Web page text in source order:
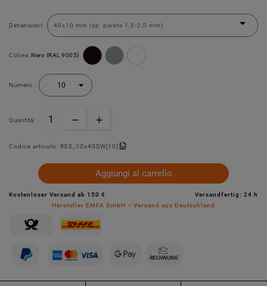
Dimensioni:
Colore: Nero (RAL 9005)
Numero :
Quantità :
Codice articolo: RES_10x40SW[10]
Aggiungi al carrello
Kostenloser Versand ab 150 €
Versandfertig: 24 h
Hersteller EMFA GmbH – Versand aus Deutschland